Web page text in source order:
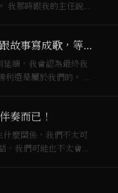
王明惠：把我以前抗爭的經歷跟故事寫成歌，等於我的抗爭生命得到延續
續，我會認為最終我
還是屬於我們的。 曾
奏而已！
麼關係，我們不太可
，我們可能也不太會關